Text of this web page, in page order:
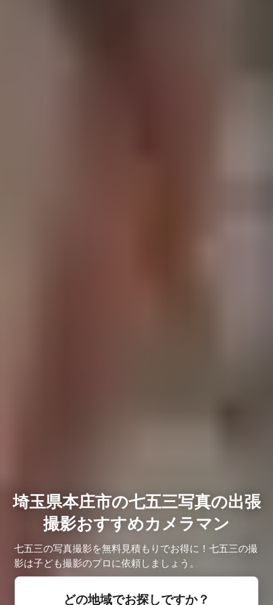
埼玉県本庄市の七五三写真の出張
撮影おすすめカメラマン
七五三の写真撮影を無料見積もりでお得に！七五三の撮
影は子ども撮影のプロに依頼しましょう。
どの地域でお探しですか？